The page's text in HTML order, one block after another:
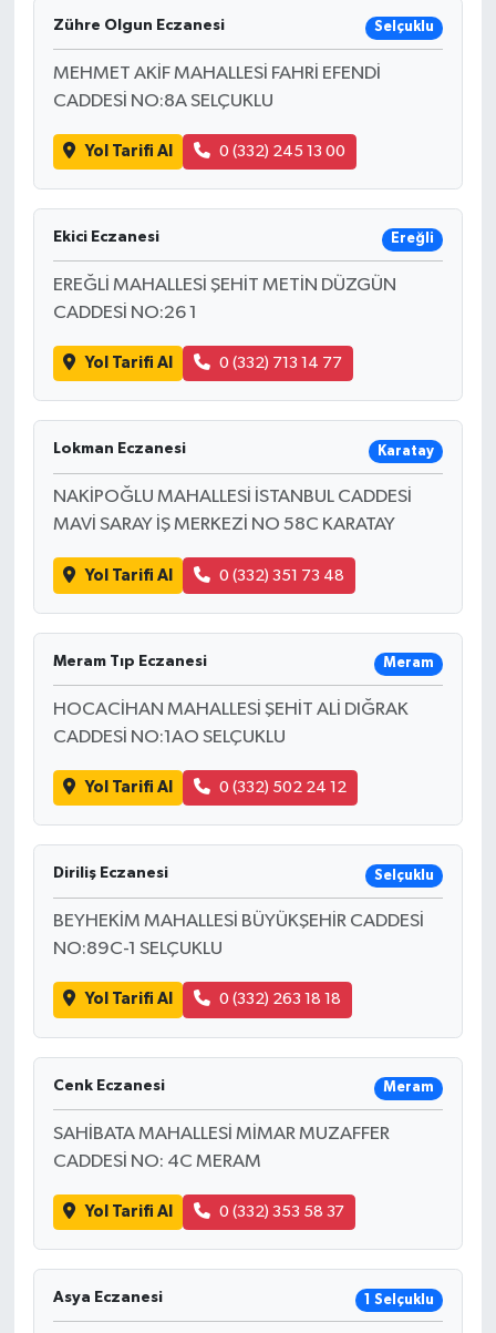
Zühre Olgun Eczanesi Selçuklu
MEHMET AKİF MAHALLESİ FAHRİ EFENDİ
CADDESİ NO:8A SELÇUKLU
Yol Tarifi Al 0 (332) 245 13 00
Ekici Eczanesi Ereğli
EREĞLİ MAHALLESİ ŞEHİT METİN DÜZGÜN
CADDESİ NO:26 1
Yol Tarifi Al 0 (332) 713 14 77
Lokman Eczanesi Karatay
NAKİPOĞLU MAHALLESİ İSTANBUL CADDESİ
MAVİ SARAY İŞ MERKEZİ NO 58C KARATAY
Yol Tarifi Al 0 (332) 351 73 48
Meram Tıp Eczanesi Meram
HOCACİHAN MAHALLESİ ŞEHİT ALİ DIĞRAK
CADDESİ NO:1AO SELÇUKLU
Yol Tarifi Al 0 (332) 502 24 12
Diriliş Eczanesi Selçuklu
BEYHEKİM MAHALLESİ BÜYÜKŞEHİR CADDESİ
NO:89C-1 SELÇUKLU
Yol Tarifi Al 0 (332) 263 18 18
Cenk Eczanesi Meram
SAHİBATA MAHALLESİ MİMAR MUZAFFER
CADDESİ NO: 4C MERAM
Yol Tarifi Al 0 (332) 353 58 37
Asya Eczanesi 1 Selçuklu